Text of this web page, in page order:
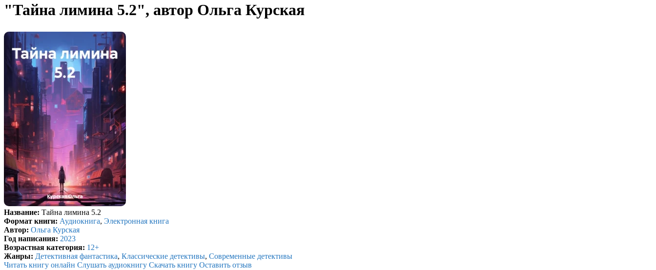
"Тайна лимина 5.2", автор Ольга Курская
Название: Тайна лимина 5.2
Формат книги: Аудиокнига, Электронная книга
Автор: Ольга Курская
Год написания: 2023
Возрастная категория: 12+
Жанры: Детективная фантастика, Классические детективы, Современные детективы
Читать книгу онлайн Слушать аудиокнигу Скачать книгу Оставить отзыв